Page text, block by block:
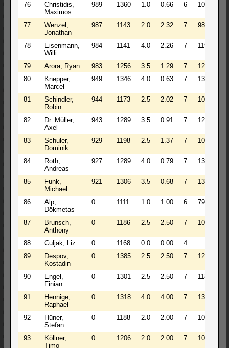
76
Christidis,
Maximos
989 1360 1.0 0.66 6 1087
77
Wenzel,
Jonathan
987 1143 2.0 2.32 7 985
78
Eisenmann,
Willi
984 1141 4.0 2.26 7 1191
79 Arora, Ryan 983 1256 3.5 1.29 7 1256
80
Knepper,
Marcel
949 1346 4.0 0.63 7 1396
81
Schindler,
Robin
944 1173 2.5 2.02 7 1071
82
Dr. Müller,
Axel
943 1289 3.5 0.91 7 1289
83
Schuler,
Dominik
929 1198 2.5 1.37 7 1096
84
Roth,
Andreas
927 1289 4.0 0.79 7 1339
85
Funk,
Michael
921 1306 3.5 0.68 7 1306
86
Alp,
Dökmetas
0 1111 1.0 1.00 6 792
87
Brunsch,
Anthony
0 1186 2.5 2.50 7 1072
88 Culjak, Liz 0 1168 0.0 0.00 4
89
Despov,
Kostadin
0 1385 2.5 2.50 7 1275
90
Engel,
Finian
0 1301 2.5 2.50 7 1189
91
Hennige,
Raphael
0 1318 4.0 4.00 7 1373
92
Hüner,
Stefan
0 1188 2.0 2.00 7 1014
93
Köllner,
Timo
0 1206 2.0 2.00 7 1019